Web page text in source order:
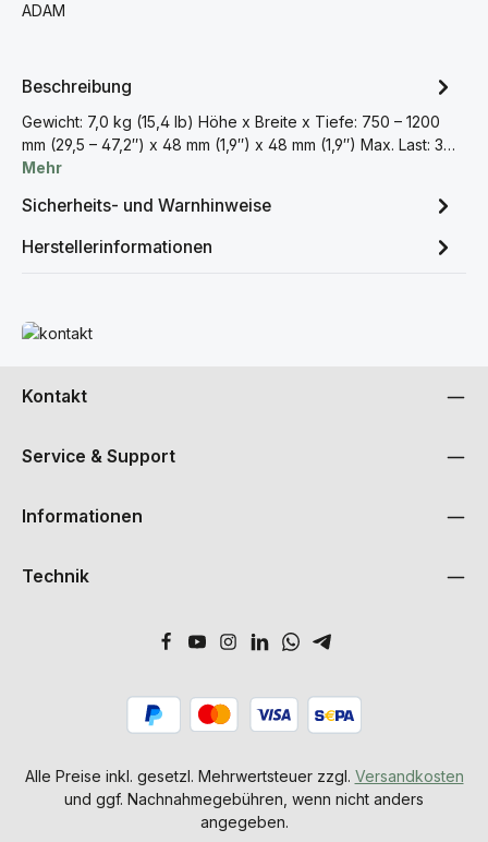
ADAM
Beschreibung
Gewicht: 7,0 kg (15,4 lb) Höhe x Breite x Tiefe: 750 – 1200
mm (29,5 – 47,2″) x 48 mm (1,9″) x 48 mm (1,9″) Max. Last: 3…
Mehr
Sicherheits- und Warnhinweise
Herstellerinformationen
Mehr erfahren
Kontakt
Service & Support
Informationen
Technik
Alle Preise inkl. gesetzl. Mehrwertsteuer zzgl. Versandkosten
und ggf. Nachnahmegebühren, wenn nicht anders
angegeben.